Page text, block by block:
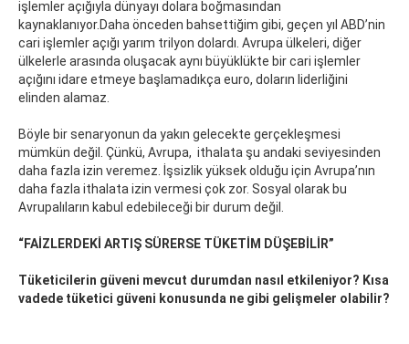
işlemler açığıyla dünyayı dolara boğmasından
kaynaklanıyor.Daha önceden bahsettiğim gibi, geçen yıl ABD’nin
cari işlemler açığı yarım trilyon dolardı. Avrupa ülkeleri, diğer
ülkelerle arasında oluşacak aynı büyüklükte bir cari işlemler
açığını idare etmeye başlamadıkça euro, doların liderliğini
elinden alamaz.
Böyle bir senaryonun da yakın gelecekte gerçekleşmesi
mümkün değil. Çünkü, Avrupa, ithalata şu andaki seviyesinden
daha fazla izin veremez. İşsizlik yüksek olduğu için Avrupa’nın
daha fazla ithalata izin vermesi çok zor. Sosyal olarak bu
Avrupalıların kabul edebileceği bir durum değil.
“FAİZLERDEKİ ARTIŞ SÜRERSE TÜKETİM DÜŞEBİLİR”
Tüketicilerin güveni mevcut durumdan nasıl etkileniyor? Kısa
vadede tüketici güveni konusunda ne gibi gelişmeler olabilir?